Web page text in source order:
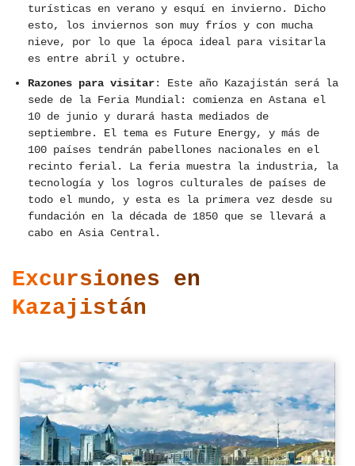
turísticas en verano y esquí en invierno. Dicho
esto, los inviernos son muy fríos y con mucha
nieve, por lo que la época ideal para visitarla
es entre abril y octubre.
Razones para visitar: Este año Kazajistán será la
sede de la Feria Mundial: comienza en Astana el
10 de junio y durará hasta mediados de
septiembre. El tema es Future Energy, y más de
100 países tendrán pabellones nacionales en el
recinto ferial. La feria muestra la industria, la
tecnología y los logros culturales de países de
todo el mundo, y esta es la primera vez desde su
fundación en la década de 1850 que se llevará a
cabo en Asia Central.
Excursiones en
Kazajistán